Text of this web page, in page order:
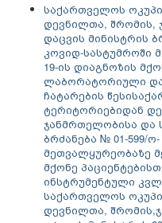
საქართველოს
დევნილთა, შრომის,
დაცვის მინისტრის
კოვიდ-სასტუმროში
19-ის დიაგნოზის
ლაბორატორიული
ჩატარების წესი
ტერიტორიებიდან
ჯანმრთელობისა და
ბრძანება № 01-599/
მეთვალყურეობაზე
მქონე
ინსტრუმენტული
საქართველოს
დევნილთა,